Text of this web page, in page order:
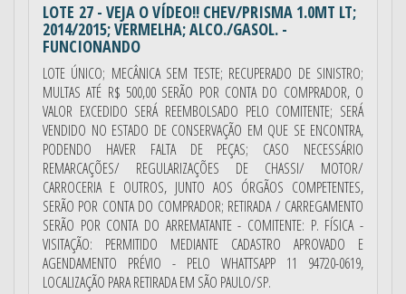
LOTE 27 - VEJA O VÍDEO!! CHEV/PRISMA 1.0MT LT;
2014/2015; VERMELHA; ALCO./GASOL. -
FUNCIONANDO
LOTE ÚNICO; MECÂNICA SEM TESTE; RECUPERADO DE SINISTRO;
MULTAS ATÉ R$ 500,00 SERÃO POR CONTA DO COMPRADOR, O
VALOR EXCEDIDO SERÁ REEMBOLSADO PELO COMITENTE; SERÁ
VENDIDO NO ESTADO DE CONSERVAÇÃO EM QUE SE ENCONTRA,
PODENDO HAVER FALTA DE PEÇAS; CASO NECESSÁRIO
REMARCAÇÕES/ REGULARIZAÇÕES DE CHASSI/ MOTOR/
CARROCERIA E OUTROS, JUNTO AOS ÓRGÃOS COMPETENTES,
SERÃO POR CONTA DO COMPRADOR; RETIRADA / CARREGAMENTO
SERÃO POR CONTA DO ARREMATANTE - COMITENTE: P. FÍSICA -
VISITAÇÃO: PERMITIDO MEDIANTE CADASTRO APROVADO E
AGENDAMENTO PRÉVIO - PELO WHATTSAPP 11 94720-0619,
LOCALIZAÇÃO PARA RETIRADA EM SÃO PAULO/SP.